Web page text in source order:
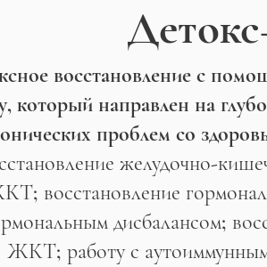
восстановление с
который направлен на
проблем со
желудочно-
восстановление
дисбалансом;
ЖКТ; работу с